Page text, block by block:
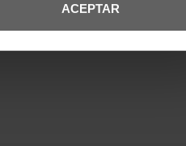
ACEPTAR
ENVÍOS